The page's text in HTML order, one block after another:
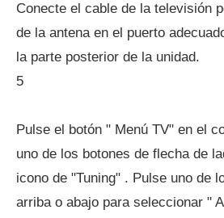
Conecte el cable de la televisión
de la antena en el puerto
la parte posterior de la unidad.
5
Pulse el botón " Menú TV" en el
uno de los botones de flecha de
icono de "Tuning" . Pulse uno de
arriba o abajo para seleccionar "